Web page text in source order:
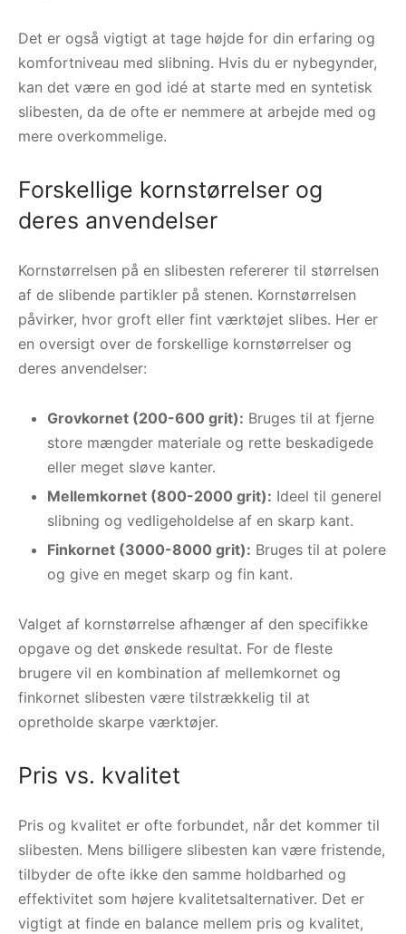
Det er også vigtigt at tage højde for din erfaring og
komfortniveau med slibning. Hvis du er nybegynder,
kan det være en god idé at starte med en syntetisk
slibesten, da de ofte er nemmere at arbejde med og
mere overkommelige.
Forskellige kornstørrelser og
deres anvendelser
Kornstørrelsen på en slibesten refererer til størrelsen
af de slibende partikler på stenen. Kornstørrelsen
påvirker, hvor groft eller fint værktøjet slibes. Her er
en oversigt over de forskellige kornstørrelser og
deres anvendelser:
Grovkornet (200-600 grit): Bruges til at fjerne
store mængder materiale og rette beskadigede
eller meget sløve kanter.
Mellemkornet (800-2000 grit): Ideel til generel
slibning og vedligeholdelse af en skarp kant.
Finkornet (3000-8000 grit): Bruges til at polere
og give en meget skarp og fin kant.
Valget af kornstørrelse afhænger af den specifikke
opgave og det ønskede resultat. For de fleste
brugere vil en kombination af mellemkornet og
finkornet slibesten være tilstrækkelig til at
opretholde skarpe værktøjer.
Pris vs. kvalitet
Pris og kvalitet er ofte forbundet, når det kommer til
slibesten. Mens billigere slibesten kan være fristende,
tilbyder de ofte ikke den samme holdbarhed og
effektivitet som højere kvalitetsalternativer. Det er
vigtigt at finde en balance mellem pris og kvalitet,